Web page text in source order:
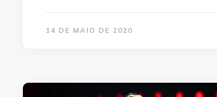
14 DE MAIO DE 2020